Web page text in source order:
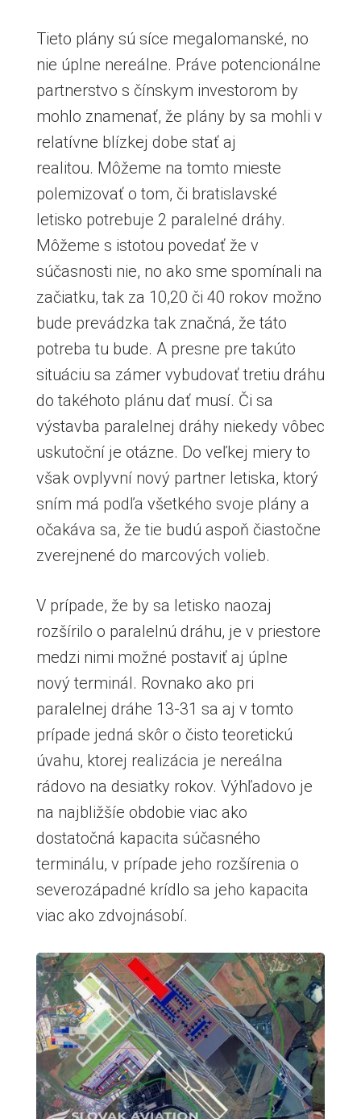
Tieto plány sú síce megalomanské, no
nie úplne nereálne. Práve potencionálne
partnerstvo s čínskym investorom by
mohlo znamenať, že plány by sa mohli v
relatívne blízkej dobe stať aj
realitou. Môžeme na tomto mieste
polemizovať o tom, či bratislavské
letisko potrebuje 2 paralelné dráhy.
Môžeme s istotou povedať že v
súčasnosti nie, no ako sme spomínali na
začiatku, tak za 10,20 či 40 rokov možno
bude prevádzka tak značná, že táto
potreba tu bude. A presne pre takúto
situáciu sa zámer vybudovať tretiu dráhu
do takéhoto plánu dať musí. Či sa
výstavba paralelnej dráhy niekedy vôbec
uskutoční je otázne. Do veľkej miery to
však ovplyvní nový partner letiska, ktorý
sním má podľa všetkého svoje plány a
očakáva sa, že tie budú aspoň čiastočne
zverejnené do marcových volieb.
V prípade, že by sa letisko naozaj
rozšírilo o paralelnú dráhu, je v priestore
medzi nimi možné postaviť aj úplne
nový terminál. Rovnako ako pri
paralelnej dráhe 13-31 sa aj v tomto
prípade jedná skôr o čisto teoretickú
úvahu, ktorej realizácia je nereálna
rádovo na desiatky rokov. Výhľadovo je
na najbližšíe obdobie viac ako
dostatočná kapacita súčasného
terminálu, v prípade jeho rozšírenia o
severozápadné krídlo sa jeho kapacita
viac ako zdvojnásobí.